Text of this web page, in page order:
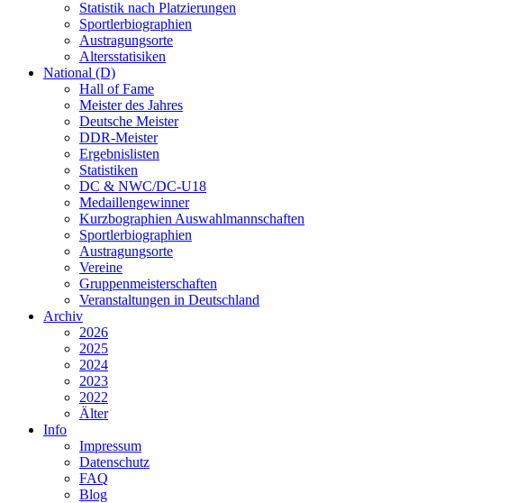
Statistik nach Platzierungen
Sportlerbiographien
Austragungsorte
Altersstatisiken
National (D)
Hall of Fame
Meister des Jahres
Deutsche Meister
DDR-Meister
Ergebnislisten
Statistiken
DC & NWC/DC-U18
Medaillengewinner
Kurzbographien Auswahlmannschaften
Sportlerbiographien
Austragungsorte
Vereine
Gruppenmeisterschaften
Veranstaltungen in Deutschland
Archiv
2026
2025
2024
2023
2022
Älter
Info
Impressum
Datenschutz
FAQ
Blog